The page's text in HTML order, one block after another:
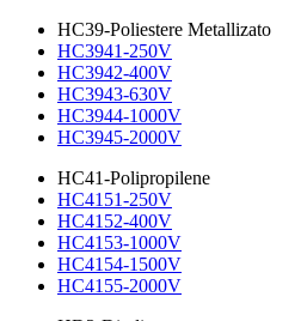
HC39-Poliestere Metallizato
HC3941-250V
HC3942-400V
HC3943-630V
HC3944-1000V
HC3945-2000V
HC41-Polipropilene
HC4151-250V
HC4152-400V
HC4153-1000V
HC4154-1500V
HC4155-2000V